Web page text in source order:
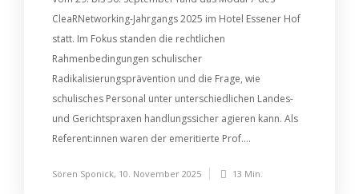
CleaRNetworking-Jahrgangs 2025 im Hotel Essener Hof
statt. Im Fokus standen die rechtlichen
Rahmenbedingungen schulischer
Radikalisierungsprävention und die Frage, wie
schulisches Personal unter unterschiedlichen Landes-
und Gerichtspraxen handlungssicher agieren kann. Als
Referent:innen waren der emeritierte Prof....
Sören Sponick, 10. November 2025 13 Min.